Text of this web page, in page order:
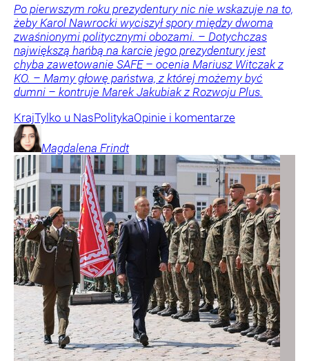
Po pierwszym roku prezydentury nic nie wskazuje na to,
żeby Karol Nawrocki wyciszył spory między dwoma
zwaśnionymi politycznymi obozami. – Dotychczas
największą hańbą na karcie jego prezydentury jest
chyba zawetowanie SAFE – ocenia Mariusz Witczak z
KO. – Mamy głowę państwa, z której możemy być
dumni – kontruje Marek Jakubiak z Rozwoju Plus.
KrajTylko u NasPolitykaOpinie i komentarze
Magdalena Frindt